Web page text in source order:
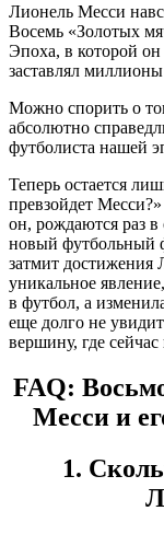
Лионель Месси
Восемь «Золотых
Эпоха, в которой
заставлял
Можно спорить о
абсолютно
футболиста нашей
Теперь остается
превзойдет
он, рождаются раз
новый футбольный
затмит
уникальное
в футбол, а
еще долго не
вершину, где
FAQ:
Месси и
1.